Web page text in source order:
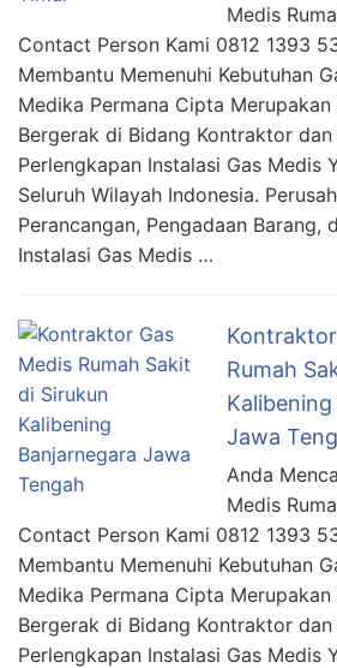
Medis
Contact Person Kami 0812 1393
Membantu Memenuhi Kebutuhan
Medika Permana Cipta Merupakan
Bergerak di Bidang Kontraktor
Perlengkapan Instalasi Gas Medis
Seluruh Wilayah Indonesia.
Perancangan, Pengadaan Barang,
Instalasi Gas Medis …
Rumah
Jawa
Anda
Medis
Contact Person Kami 0812 1393
Membantu Memenuhi Kebutuhan
Medika Permana Cipta Merupakan
Bergerak di Bidang Kontraktor
Perlengkapan Instalasi Gas Medis